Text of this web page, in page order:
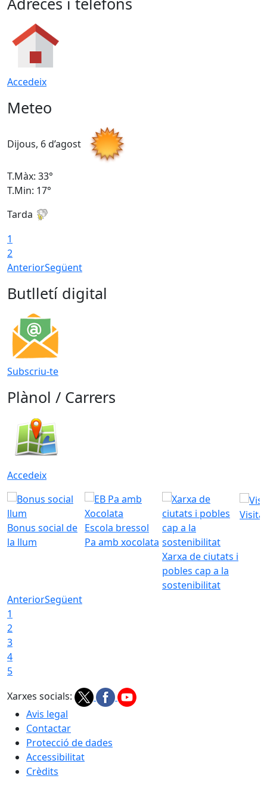
Accedeix
Meteo
Dijous, 6 d’agost
T.Màx: 33°
T.Min: 17°
Tarda
1
2
AnteriorSegüent
Butlletí digital
Subscriu-te
Plànol / Carrers
Accedeix
Bonus social de
la llum
Escola bressol
Pa amb xocolata
Xarxa de ciutats i
pobles cap a la
sostenibilitat
Visita
AnteriorSegüent
1
2
3
4
5
Xarxes socials:
Avis legal
Contactar
Protecció de dades
Accessibilitat
Crèdits